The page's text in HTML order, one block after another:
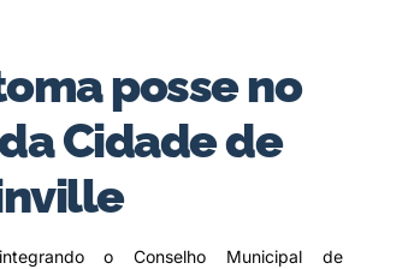
posse no
Cidade de
o Conselho Municipal de